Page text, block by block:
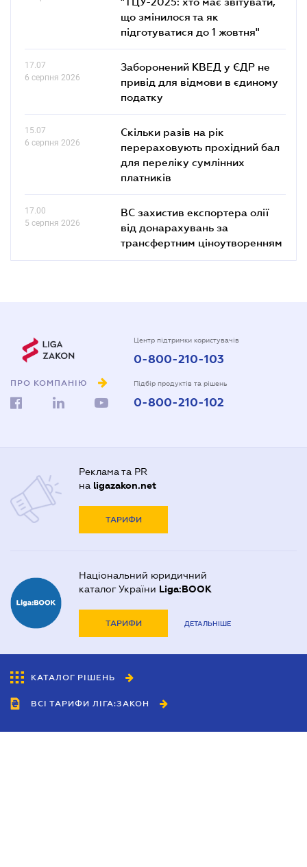
що змінилося та як
підготуватися до 1 жовтня"
17.07
6 серпня 2026
Заборонений КВЕД у ЄДР не
привід для відмови в єдиному
податку
15.07
6 серпня 2026
Скільки разів на рік
перераховують прохідний бал
для переліку сумлінних
платників
17.00
5 серпня 2026
ВС захистив експортера олії
від донарахувань за
трансфертним ціноутворенням
ПРО КОМПАНІЮ
Центр підтримки користувачів
0-800-210-103
Підбір продуктів та рішень
0-800-210-102
Реклама та PR
на ligazakon.net
ТАРИФИ
Національний юридичний
каталог України Liga:BOOK
ТАРИФИ ДЕТАЛЬНІШЕ
КАТАЛОГ РІШЕНЬ
ВСІ ТАРИФИ ЛІГА:ЗАКОН